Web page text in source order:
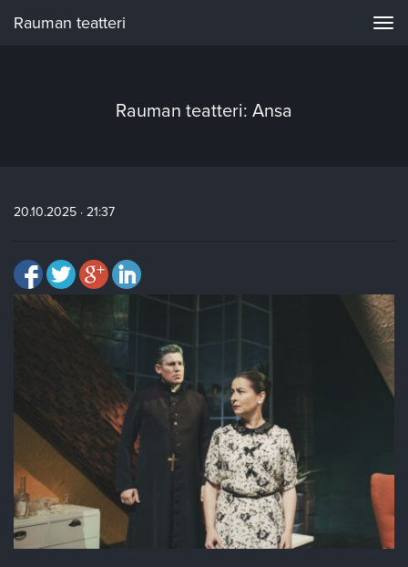
Rauman teatteri
Rauman teatteri: Ansa
20.10.2025 · 21:37